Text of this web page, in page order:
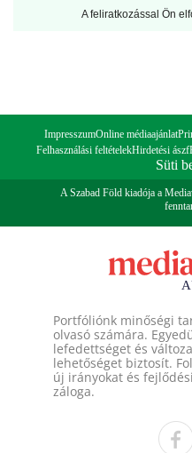
A feliratkozással Ön
ImpresszumOnline médiaajánlat
Felhasználási feltételekHirdetési ászf
Süti
A Szabad Föld kiadója a
Portfóliónk minőségi
olvasó számára.
lefedettséget és
lehetőséget biztosít.
új irányokat és
záloga.